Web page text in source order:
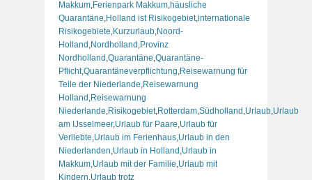
Makkum Ferienpark Makkum häusliche
Quarantäne Holland ist Risikogebiet,internationale
Risikogebiete Kurzurlaub Noord-
Holland Nordholland Provinz
Nordholland Quarantäne Quarantäne-
Pflicht,Quarantäneverpflichtung Reisewarnung für
Teile der Niederlande Reisewarnung
Holland Reisewarnung
Niederlande Risikogebiet, Rotterdam Südholland Urlaub Urlaub
am IJsselmeer, Urlaub für Paare Urlaub für
Verliebte Urlaub im Ferienhaus Urlaub in den
Niederlanden Urlaub in Holland Urlaub in
Makkum Urlaub mit der Familie Urlaub mit
Kindern Urlaub trotz